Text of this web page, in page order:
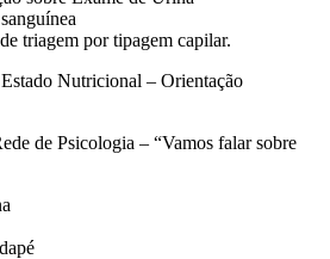
triagem por tipagem capilar.
Nutricional – Orientação
de Psicologia – “Vamos falar sobre